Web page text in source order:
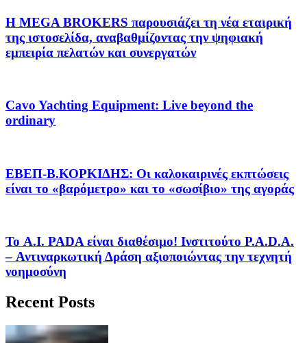
Η MEGA BROKERS παρουσιάζει τη νέα εταιρική
της ιστοσελίδα, αναβαθμίζοντας την ψηφιακή
εμπειρία πελατών και συνεργατών
Cavo Yachting Equipment: Live beyond the
ordinary
EΒΕΠ-Β.ΚΟΡΚΙΔΗΣ: Οι καλοκαιρινές εκπτώσεις
είναι το «βαρόμετρο» και το «σωσίβιο» της αγοράς
Το A.I. PADA είναι διαθέσιμο! Ινστιτούτο P.A.D.A.
– Αντιναρκωτική Δράση αξιοποιώντας την τεχνητή
νοημοσύνη
Recent Posts